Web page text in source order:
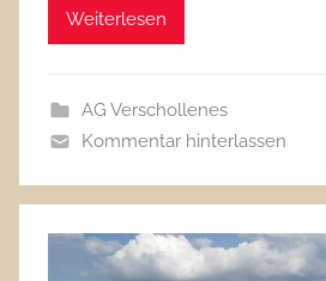
Weiterlesen
AG Verschollenes
Kommentar hinterlassen